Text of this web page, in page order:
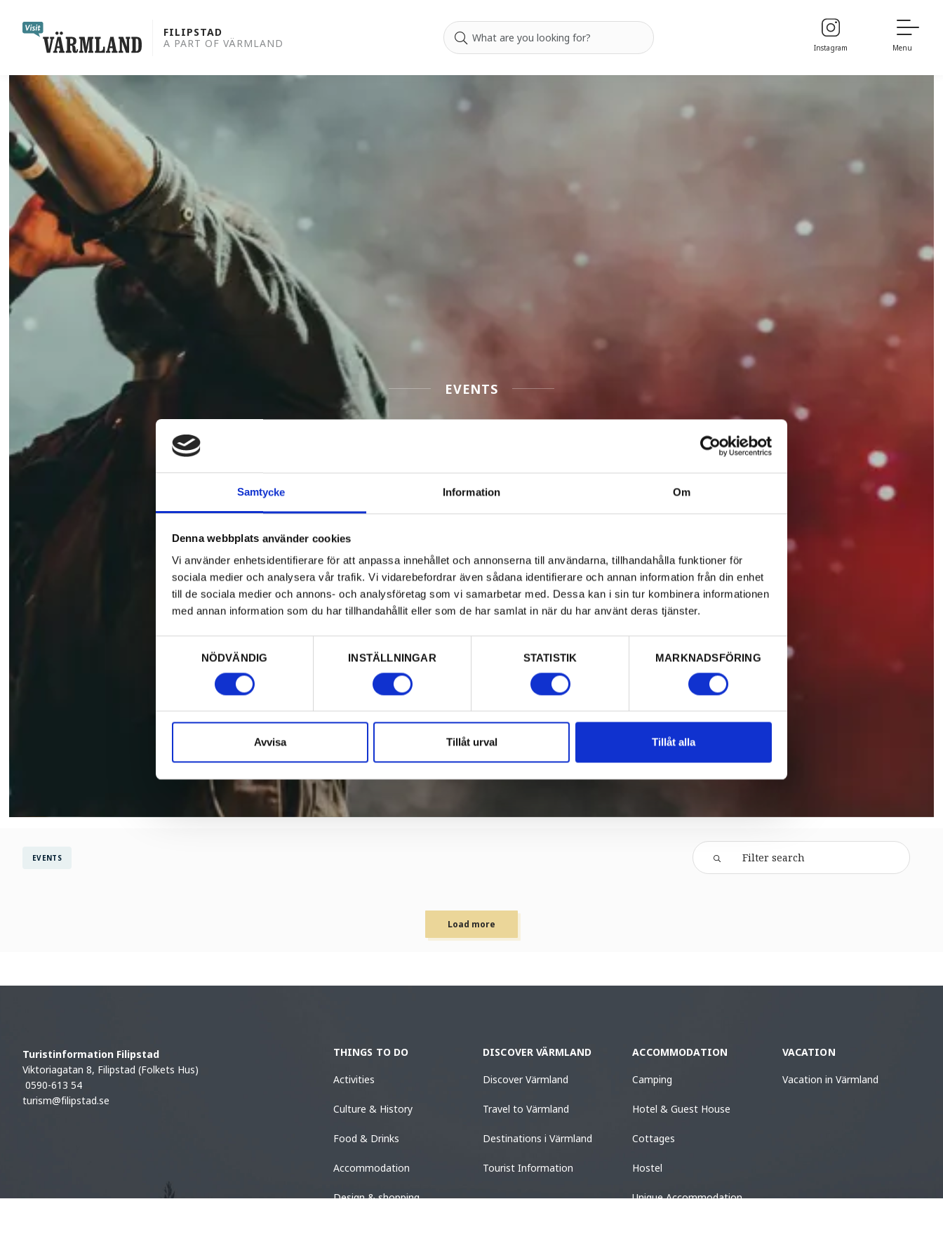
Samtycke Information Om
Denna webbplats använder cookies
Vi använder enhetsidentifierare för att anpassa innehållet och annonserna till användarna, tillhandahålla funktioner för
sociala medier och analysera vår trafik. Vi vidarebefordrar även sådana identifierare och annan information från din enhet
till de sociala medier och annons- och analysföretag som vi samarbetar med. Dessa kan i sin tur kombinera informationen
med annan information som du har tillhandahållit eller som de har samlat in när du har använt deras tjänster.
NÖDVÄNDIG
INSTÄLLNINGAR STATISTIK MARKNADSFÖRING
Avvisa Tillåt urval Tillåt alla
content
FILIPSTAD
A PART OF VÄRMLAND
Instagram Menu
EVENTS
EVENTS
Load more
Turistinformation Filipstad
Viktoriagatan 8, Filipstad (Folkets Hus)
0590-613 54
turism@filipstad.se
THINGS TO DO
Activities
Culture & History
Food & Drinks
Accommodation
Design & shopping
DISCOVER VÄRMLAND
Discover Värmland
Travel to Värmland
Destinations i Värmland
Tourist Information
ACCOMMODATION
Camping
Hotel & Guest House
Cottages
Hostel
Unique Accommodation
VACATION
Vacation in Värmland